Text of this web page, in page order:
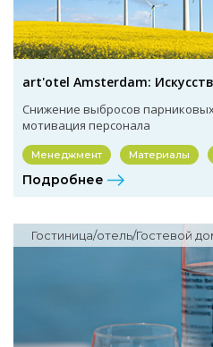
art'otel Amsterdam:
Снижение выбросов
мотивация персонала
Менеджмент Материалы
Подробнее
Гостиница/отель/Гостевой